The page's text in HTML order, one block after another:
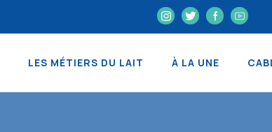
LES MÉTIERS DU LAIT À LA UNE